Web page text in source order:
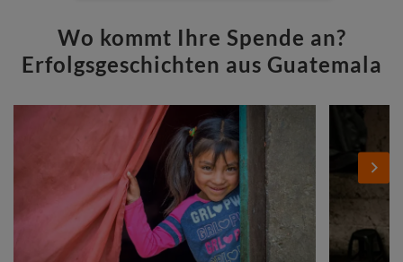
Wo kommt Ihre Spende an?
Erfolgsgeschichten aus Guatemala
Next